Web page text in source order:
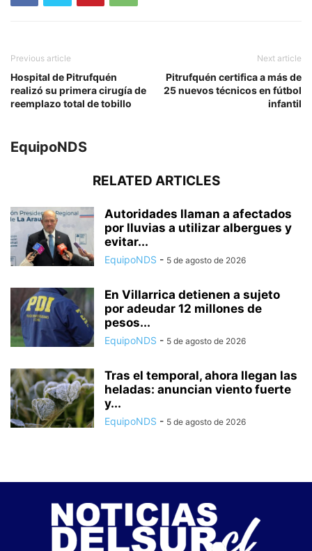
Previous article
Hospital de Pitrufquén
realizó su primera cirugía de
reemplazo total de tobillo
Next article
Pitrufquén certifica a más de
25 nuevos técnicos en fútbol
infantil
EquipoNDS
RELATED ARTICLES
Autoridades llaman a afectados
por lluvias a utilizar albergues y
evitar...
EquipoNDS - 5 de agosto de 2026
En Villarrica detienen a sujeto
por adeudar 12 millones de
pesos...
EquipoNDS - 5 de agosto de 2026
Tras el temporal, ahora llegan las
heladas: anuncian viento fuerte
y...
EquipoNDS - 5 de agosto de 2026